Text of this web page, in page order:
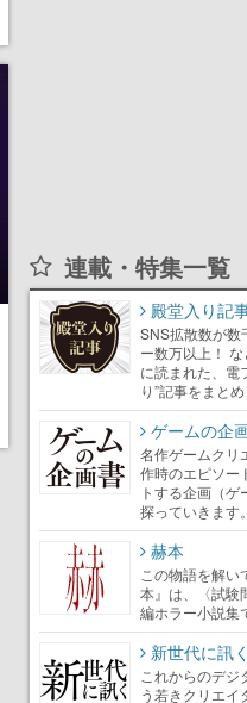
連載・特集一覧
殿堂入り記
SNS拡散数が数
ー数万以上！
に読まれた、電
り”記事をまとめ
ゲームの企
名作ゲームクリ
作時のエピソー
トする企画（
探っていきます。
赫本
この物語を解
本』は、〈試験
編ホラー小説集
新世代に訊く
これからのデジ
う若きクリエイ